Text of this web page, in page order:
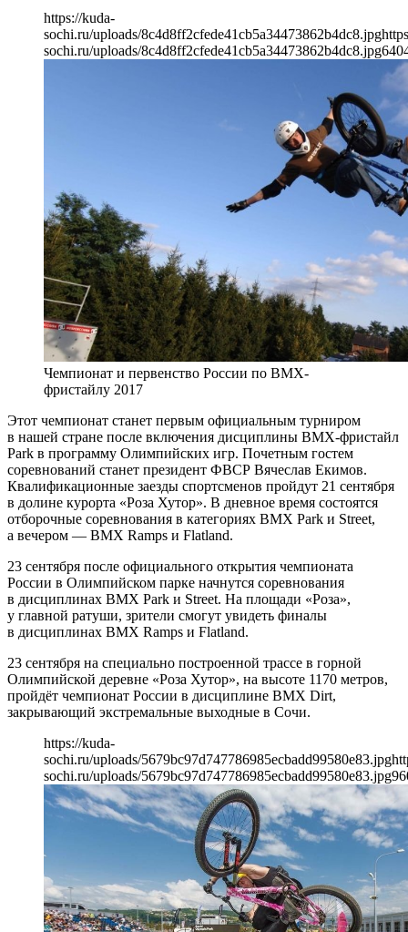
https://kuda-
sochi.ru/uploads/8c4d8ff2cfede41cb5a34473862b4dc8.jpg
sochi.ru/uploads/8c4d8ff2cfede41cb5a34473862b4dc8.jpg640
Чемпионат и первенство России по BMX-
фристайлу 2017
Этот чемпионат станет первым официальным турниром
в нашей стране после включения дисциплины BMX-фристайл
Park в программу Олимпийских игр. Почетным гостем
соревнований станет президент ФВСР Вячеслав Екимов.
Квалификационные заезды спортсменов пройдут 21 сентября
в долине курорта «Роза Хутор». В дневное время состоятся
отборочные соревнования в категориях BMX Park и Street,
а вечером — BMX Ramps и Flatland.
23 сентября после официального открытия чемпионата
России в Олимпийском парке начнутся соревнования
в дисциплинах BMX Park и Street. На площади «Роза»,
у главной ратуши, зрители смогут увидеть финалы
в дисциплинах BMX Ramps и Flatland.
23 сентября на специально построенной трассе в горной
Олимпийской деревне «Роза Хутор», на высоте 1170 метров,
пройдёт чемпионат России в дисциплине BMX Dirt,
закрывающий экстремальные выходные в Сочи.
https://kuda-
sochi.ru/uploads/5679bc97d747786985ecbadd99580e83.jpg
sochi.ru/uploads/5679bc97d747786985ecbadd99580e83.jpg